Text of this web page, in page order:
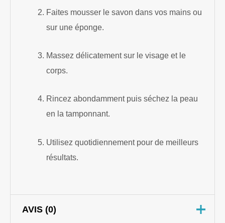
Faites mousser le savon dans vos mains ou
sur une éponge.
Massez délicatement sur le visage et le
corps.
Rincez abondamment puis séchez la peau
en la tamponnant.
Utilisez quotidiennement pour de meilleurs
résultats.
AVIS (0)